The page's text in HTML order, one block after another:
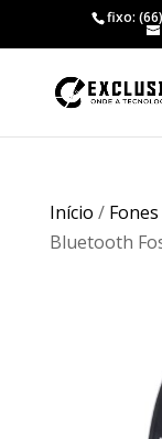
fixo:
Início /
Bluetooth